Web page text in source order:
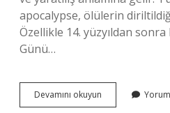
apocalypse, ölülerin
Özellikle 14. yüzyıldan
Günü…
Devamını okuyun
Eylemek